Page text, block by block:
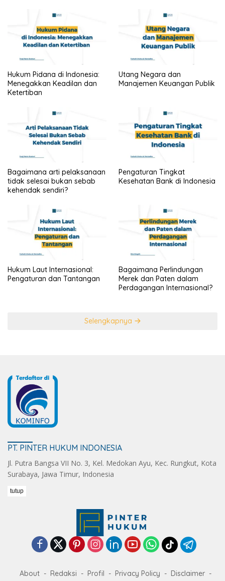
Hukum Pidana di Indonesia:
Menegakkan Keadilan dan
Ketertiban
Utang Negara dan
Manajemen Keuangan Publik
Bagaimana arti pelaksanaan
tidak selesai bukan sebab
kehendak sendiri?
Pengaturan Tingkat
Kesehatan Bank di Indonesia
Hukum Laut Internasional:
Pengaturan dan Tantangan
Bagaimana Perlindungan
Merek dan Paten dalam
Perdagangan Internasional?
Selengkapnya
PT. PINTER HUKUM INDONESIA
Jl. Putra Bangsa VII No. 3, Kel. Medokan Ayu, Kec. Rungkut, Kota
Surabaya, Jawa Timur, Indonesia
About Redaksi Profil Privacy Policy
Disclaimer
tutup